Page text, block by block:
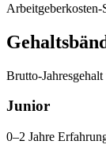
Arbeitgeberkosten-
Brutto-
Junior
0–2 Jahre